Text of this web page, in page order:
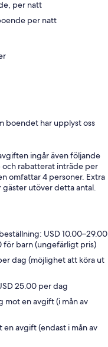
per natt
per natt
boendet har upplyst oss
ingår även följande
rabatterat inträde per
omfattar 4 personer. Extra
utöver detta antal.
USD 10.00–29.00
för barn (ungefärligt pris)
dag (möjlighet att köra ut
25.00 per dag
mot en avgift (i mån av
avgift (endast i mån av